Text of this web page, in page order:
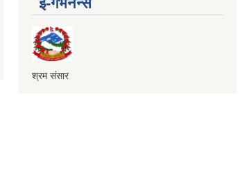
श्रम संसार